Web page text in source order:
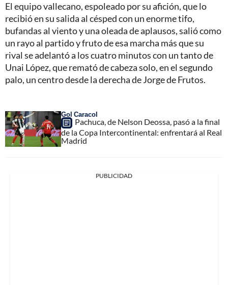
El equipo vallecano, espoleado por su afición, que lo
recibió en su salida al césped con un enorme tifo,
bufandas al viento y una oleada de aplausos, salió como
un rayo al partido y fruto de esa marcha más que su
rival se adelantó a los cuatro minutos con un tanto de
Unai López, que remató de cabeza solo, en el segundo
palo, un centro desde la derecha de Jorge de Frutos.
Gol Caracol
Pachuca, de Nelson Deossa, pasó a la final
de la Copa Intercontinental: enfrentará al Real
Madrid
PUBLICIDAD